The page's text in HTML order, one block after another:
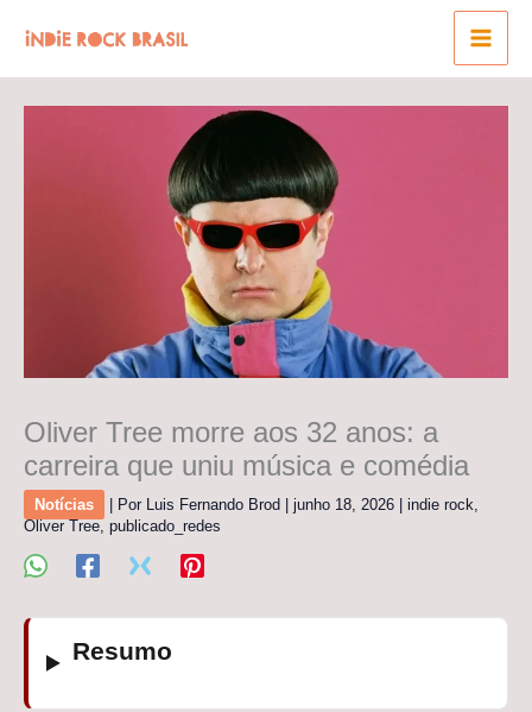
para
o
conteúdo
Oliver Tree morre aos 32 anos: a
carreira que uniu música e comédia
Notícias | Por Luis Fernando Brod junho 18, 2026 indie rock,
Oliver Tree, publicado_redes
Resumo